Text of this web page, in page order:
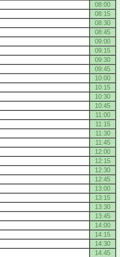
08:00
08:15
08:30
08:45
09:00
09:15
09:30
09:45
10:00
10:15
10:30
10:45
11:00
11:15
11:30
11:45
12:00
12:15
12:30
12:45
13:00
13:15
13:30
13:45
14:00
14:15
14:30
14:45